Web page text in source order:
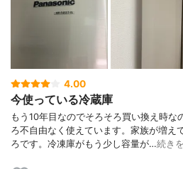
4.00
今使っている冷蔵庫
もう10年目なのでそろそろ買い換え時な
ろ不自由なく使えています。家族が増え
ろです。冷凍庫がもう少し容量が…続き